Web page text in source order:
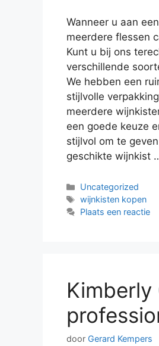
Wanneer u aan
meerdere flessen
Kunt u bij ons
verschillende
We hebben een
stijlvolle
meerdere
een goede keuze
stijlvol om te
geschikte wijnkist
Categorieën
Uncategorized
Tags
wijnkisten kopen
Plaats een reactie
Kimberly
door Gerard Kempers